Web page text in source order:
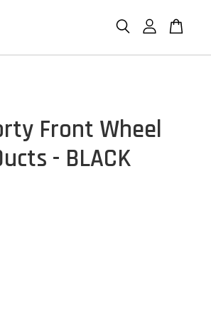
Front Wheel
- BLACK